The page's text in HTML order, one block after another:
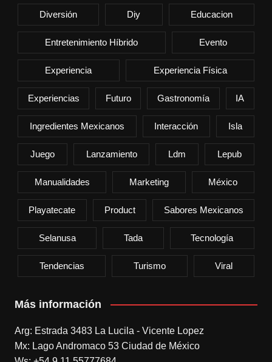
Diversión Diy Educacion
Entretenimiento Híbrido Evento
Experiencia Experiencia Física
Experiencias Futuro Gastronomía IA
Ingredientes Mexicanos Interacción Isla
Juego Lanzamiento Ldm Lepub
Manualidades Marketing México
Playatecate Product Sabores Mexicanos
Selanusa Tada Tecnología
Tendencias Turismo Viral
Más información
Arg: Estrada 3483 La Lucila - Vicente Lopez
Mx: Lago Andromaco 53 Ciudad de México